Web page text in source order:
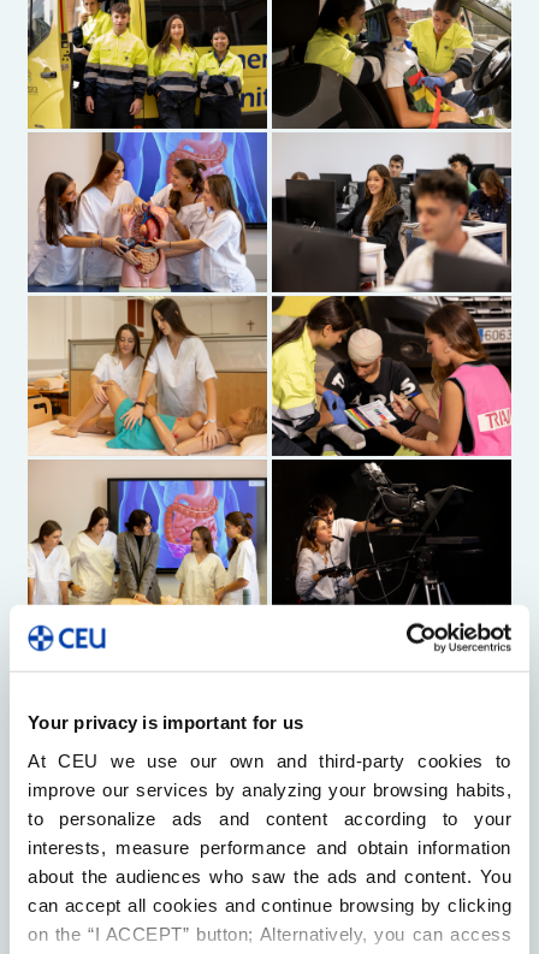
Your privacy is important for us
At CEU we use our own and third-party cookies to
improve our services by analyzing your browsing habits,
to personalize ads and content according to your
interests, measure performance and obtain information
about the audiences who saw the ads and content. You
can accept all cookies and continue browsing by clicking
on the “I ACCEPT” button; Alternatively, you can access